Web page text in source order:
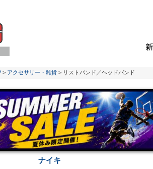
> アクセサリー・雑貨 > リストバンド／ヘッドバンド
ナイキ